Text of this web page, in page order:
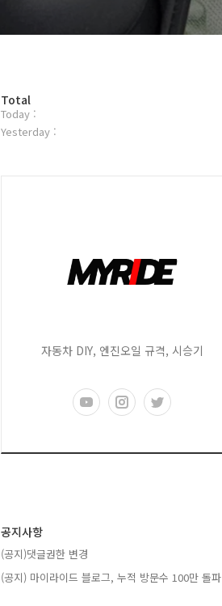
방
문
자
Total
Today :
Yesterday :
자동차 DIY, 엔진오일 규격, 시승기
공지사항
(공지)댓글권한 변경
(공지) 마이라이드 블로그, 누적 방문수 100만 돌파